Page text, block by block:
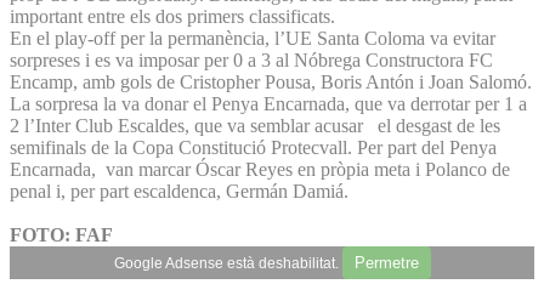
important entre els dos primers classificats.
En el play-off per la permanència, l’UE Santa Coloma va evitar
sorpreses i es va imposar per 0 a 3 al Nóbrega Constructora FC
Encamp, amb gols de Cristopher Pousa, Boris Antón i Joan Salomó.
La sorpresa la va donar el Penya Encarnada, que va derrotar per 1 a
2 l’Inter Club Escaldes, que va semblar acusar el desgast de les
semifinals de la Copa Constitució Protecvall. Per part del Penya
Encarnada, van marcar Óscar Reyes en pròpia meta i Polanco de
penal i, per part escaldenca, Germán Damiá.
FOTO: FAF
Google Adsense està deshabilitat. Permetre